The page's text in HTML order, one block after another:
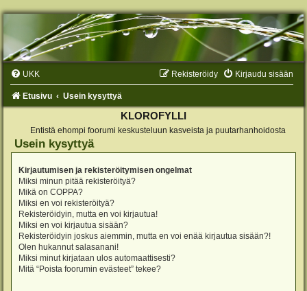
UKK Kirjaudu sisään
Rekisteröidy
Etusivu Usein kysyttyä
KLOROFYLLI
Entistä ehompi foorumi keskusteluun kasveista ja puutarhanhoidosta
Usein kysyttyä
Kirjautumisen ja rekisteröitymisen ongelmat
Miksi minun pitää rekisteröityä?
Mikä on COPPA?
Miksi en voi rekisteröityä?
Rekisteröidyin, mutta en voi kirjautua!
Miksi en voi kirjautua sisään?
Rekisteröidyin joskus aiemmin, mutta en voi enää kirjautua sisään?!
Olen hukannut salasanani!
Miksi minut kirjataan ulos automaattisesti?
Mitä “Poista foorumin evästeet” tekee?